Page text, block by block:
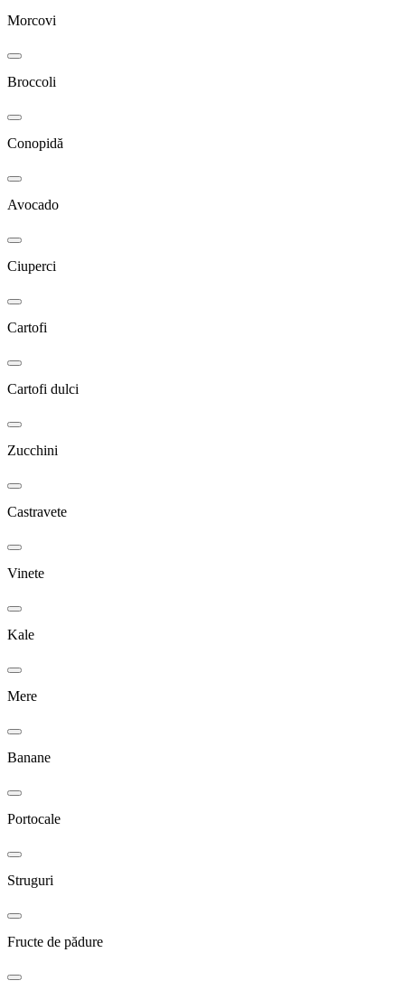
Morcovi
Broccoli
Conopidă
Avocado
Ciuperci
Cartofi
Cartofi dulci
Zucchini
Castravete
Vinete
Kale
Mere
Banane
Portocale
Struguri
Fructe de pădure